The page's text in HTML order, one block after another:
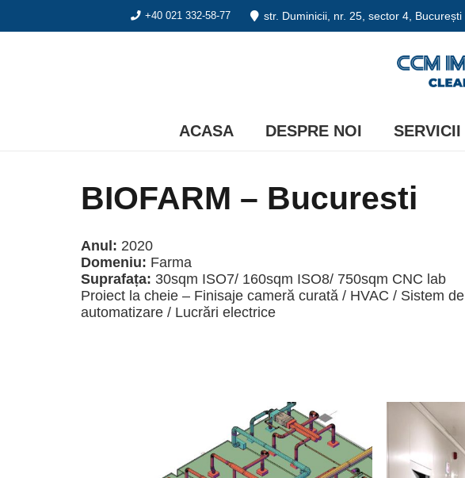
+40 021 332-58-77 str. Duminicii, nr. 25, sector 4, București
ACASA DESPRE NOI SERVICII
BIOFARM – Bucuresti
Anul: 2020
Domeniu: Farma
Suprafața: 30sqm ISO7/ 160sqm ISO8/ 750sqm CNC lab
Proiect la cheie – Finisaje cameră curată / HVAC / Sistem de
automatizare / Lucrări electrice